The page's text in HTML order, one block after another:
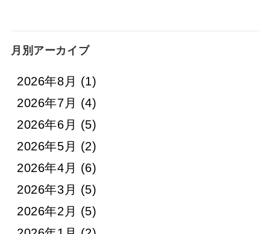
月別アーカイブ
2026年8月 (1)
2026年7月 (4)
2026年6月 (5)
2026年5月 (2)
2026年4月 (6)
2026年3月 (5)
2026年2月 (5)